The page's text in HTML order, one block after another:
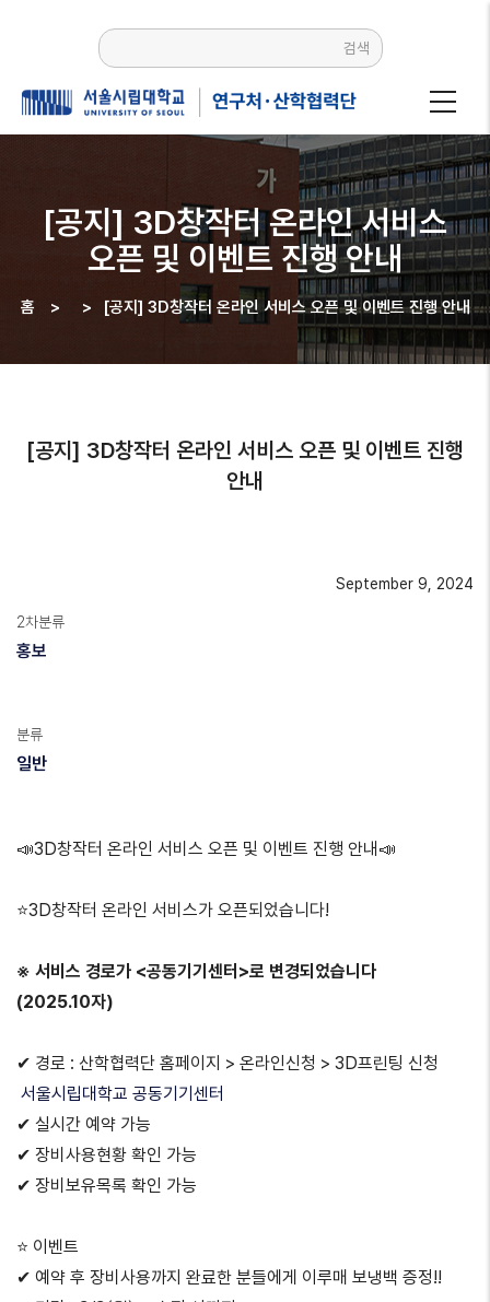
검색
[공지] 3D창작터 온라인 서비스
오픈 및 이벤트 진행 안내
경로
홈 > > [공지] 3D창작터 온라인 서비스 오픈 및 이벤트 진행 안내
[공지] 3D창작터 온라인 서비스 오픈 및 이벤트 진행
안내
September 9, 2024
2차분류
홍보
분류
일반
📣3D창작터 온라인 서비스 오픈 및 이벤트 진행 안내📣
⭐3D창작터 온라인 서비스가 오픈되었습니다!
※ 서비스 경로가 <공동기기센터>로 변경되었습니다
(2025.10자)
✔ 경로 : 산학협력단 홈페이지 > 온라인신청 > 3D프린팅 신청
서울시립대학교 공동기기센터
✔ 실시간 예약 가능
✔ 장비사용현황 확인 가능
✔ 장비보유목록 확인 가능
⭐ 이벤트
✔ 예약 후 장비사용까지 완료한 분들에게 이루매 보냉백 증정!!